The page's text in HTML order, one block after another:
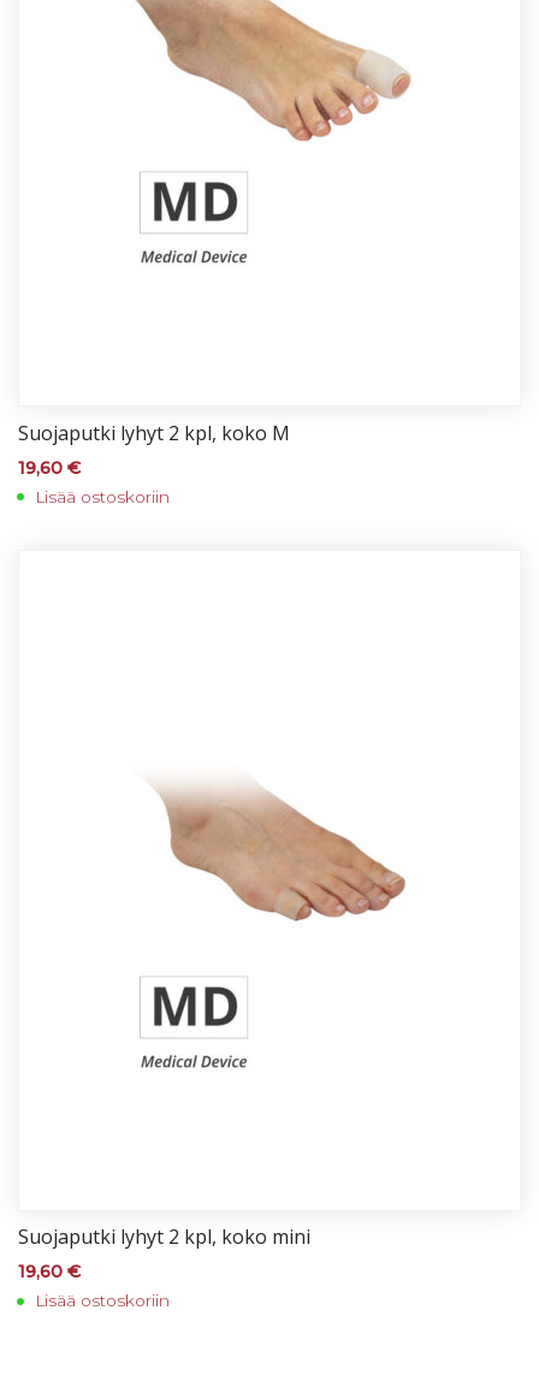
Suo­ja­put­ki ly­hyt 2 kpl, ko­ko M
19,60 €
Lisää ostoskoriin
Suo­ja­put­ki ly­hyt 2 kpl, ko­ko mi­ni
19,60 €
Lisää ostoskoriin